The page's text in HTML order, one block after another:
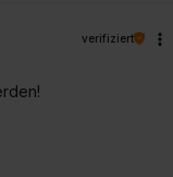
verifiziert